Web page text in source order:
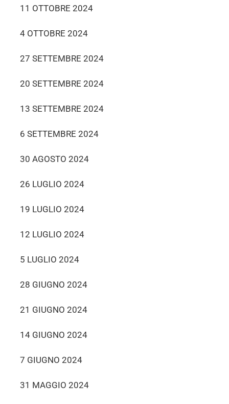
11 OTTOBRE 2024
4 OTTOBRE 2024
27 SETTEMBRE 2024
20 SETTEMBRE 2024
13 SETTEMBRE 2024
6 SETTEMBRE 2024
30 AGOSTO 2024
26 LUGLIO 2024
19 LUGLIO 2024
12 LUGLIO 2024
5 LUGLIO 2024
28 GIUGNO 2024
21 GIUGNO 2024
14 GIUGNO 2024
7 GIUGNO 2024
31 MAGGIO 2024